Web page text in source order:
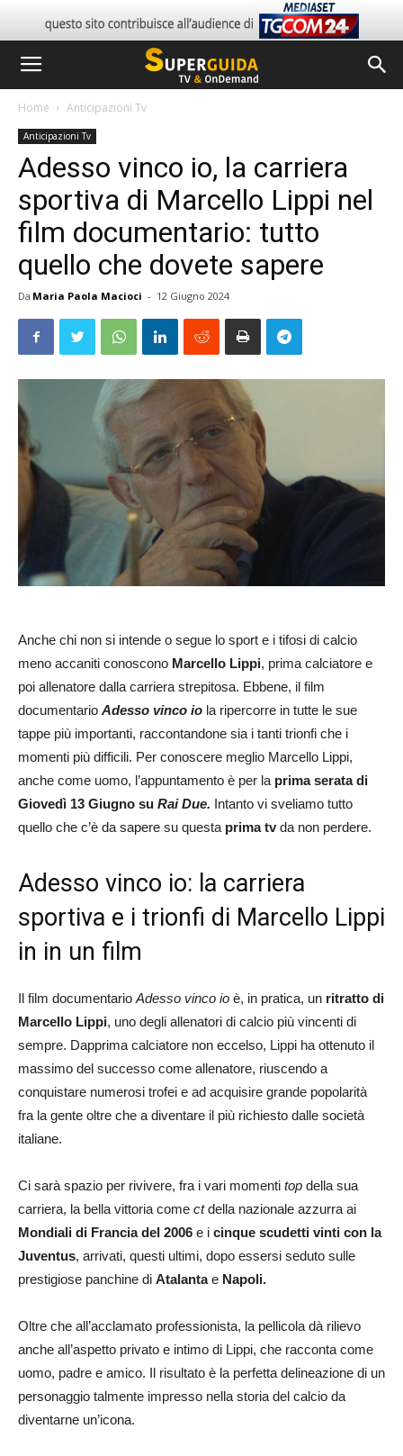
Home Anticipazioni Tv
Anticipazioni Tv
Adesso vinco io, la carriera
sportiva di Marcello Lippi nel
film documentario: tutto
quello che dovete sapere
Da Maria Paola Macioci - 12 Giugno 2024
Anche chi non si intende o segue lo sport e i tifosi di calcio
meno accaniti conoscono Marcello Lippi, prima calciatore e
poi allenatore dalla carriera strepitosa. Ebbene, il film
documentario Adesso vinco io la ripercorre in tutte le sue
tappe più importanti, raccontandone sia i tanti trionfi che i
momenti più difficili. Per conoscere meglio Marcello Lippi,
anche come uomo, l’appuntamento è per la prima serata di
Giovedì 13 Giugno su Rai Due. Intanto vi sveliamo tutto
quello che c’è da sapere su questa prima tvda non perdere.
Adesso vinco io: la carriera
sportiva e i trionfi di Marcello Lippi
in in un film
Il film documentario Adesso vinco io è, in pratica, un ritratto di
Marcello Lippi, uno degli allenatori di calcio più vincenti di
sempre. Dapprima calciatore non eccelso, Lippi ha ottenuto il
massimo del successo come allenatore, riuscendo a
conquistare numerosi trofei e ad acquisire grande popolarità
fra la gente oltre che a diventare il più richiesto dalle società
italiane.
Ci sarà spazio per rivivere, fra i vari momenti top della sua
carriera, la bella vittoria come ctdella nazionale azzurra ai
Mondiali di Francia del 2006 e i cinque scudetti vinti con la
Juventus, arrivati, questi ultimi, dopo essersi seduto sulle
prestigiose panchine di Atalantae Napoli.
Oltre che all’acclamato professionista, la pellicola dà rilievo
anche all’aspetto privato e intimo di Lippi, che racconta come
uomo, padre e amico. Il risultato è la perfetta delineazione di un
personaggio talmente impresso nella storia del calcio da
diventarne un’icona.